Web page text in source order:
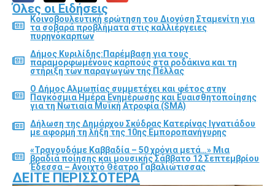
Όλες οι Ειδήσεις
Κοινοβουλευτική ερώτηση του Διονύση Σταμενίτη για
τα σοβαρά προβλήματα στις καλλιέργειες
πυρηνόκαρπων
Δήμος Κυριλίδης:Παρέμβαση για τους
παραμορφωμένους καρπούς στα ροδάκινα και τη
στήριξη των παραγωγών της Πέλλας
Ο Δήμος Αλμωπίας συμμετέχει και φέτος στην
Παγκόσμια Ημέρα Ενημέρωσης και Ευαισθητοποίησης
για τη Νωτιαία Μυϊκή Ατροφία (SMA)
Δήλωση της Δημάρχου Σκύδρας Κατερίνας Ιγνατιάδου
με αφορμή τη λήξη της 10ης Εμποροπανήγυρης
«Τραγουδάμε Καββαδία – 50 χρόνια μετά…» Μια
βραδιά ποίησης και μουσικής Σάββατο 12 Σεπτεμβρίου
Έδεσσα – Ανοιχτό Θέατρο Γαβαλιώτισσας
ΔΕΊΤΕ ΠΕΡΙΣΣΌΤΕΡΑ